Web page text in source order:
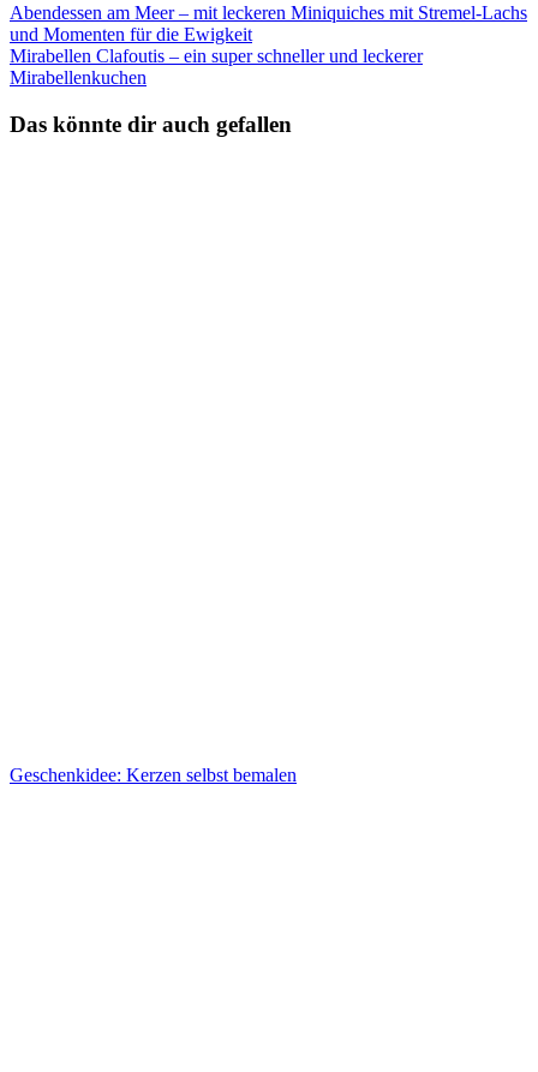
Abendessen am Meer – mit leckeren Miniquiches mit Stremel-Lachs
und Momenten für die Ewigkeit
Mirabellen Clafoutis – ein super schneller und leckerer
Mirabellenkuchen
Das könnte dir auch gefallen
Geschenkidee: Kerzen selbst bemalen